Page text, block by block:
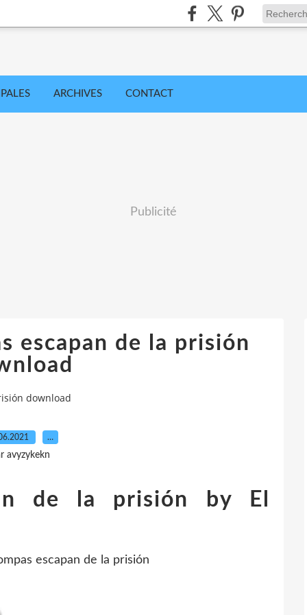
ARCHIVES CONTACT
Publicité
escapan de la prisión
download
…
avyzykekn
de la prisión by El